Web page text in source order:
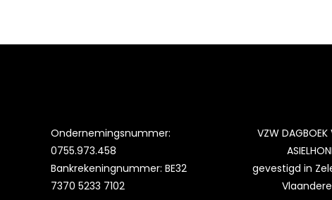
Ondernemingsnummer:
0755.973.458
Bankrekeningnummer: BE32
7370 5233 7102
VZW DAGBOEK
gevestigd in